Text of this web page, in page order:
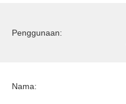
Penggunaan:
Nama: